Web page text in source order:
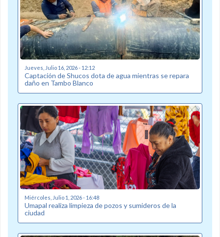
Jueves, Julio 16, 2026 - 12:12
Captación de Shucos dota de agua mientras se repara
daño en Tambo Blanco
Miércoles, Julio 1, 2026 - 16:48
Umapal realiza limpieza de pozos y sumideros de la
ciudad